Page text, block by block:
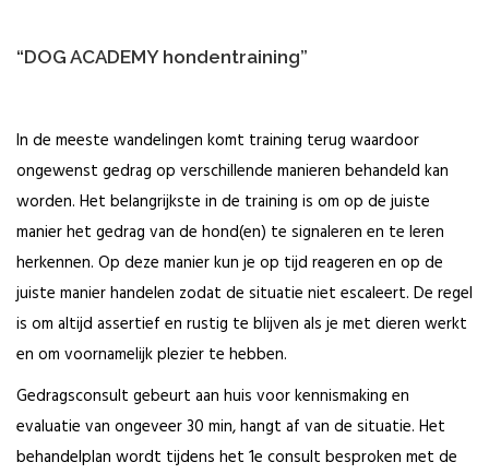
“DOG ACADEMY hondentraining”
In de meeste wandelingen komt training terug waardoor
ongewenst gedrag op verschillende manieren behandeld kan
worden. Het belangrijkste in de training is om op de juiste
manier het gedrag van de hond(en) te signaleren en te leren
herkennen. Op deze manier kun je op tijd reageren en op de
juiste manier handelen zodat de situatie niet escaleert. De regel
is om altijd assertief en rustig te blijven als je met dieren werkt
en om voornamelijk plezier te hebben.
Gedragsconsult gebeurt aan huis voor kennismaking en
evaluatie van ongeveer 30 min, hangt af van de situatie. Het
behandelplan wordt tijdens het 1e consult besproken met de